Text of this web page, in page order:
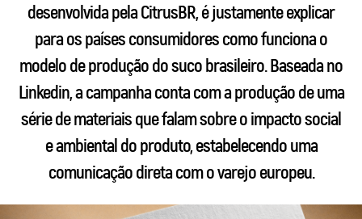
desenvolvida pela CitrusBR, é justamente explicar
para os países consumidores como funciona o
modelo de produção do suco brasileiro. Baseada no
Linkedin, a campanha conta com a produção de uma
série de materiais que falam sobre o impacto social
e ambiental do produto, estabelecendo uma
comunicação direta com o varejo europeu.